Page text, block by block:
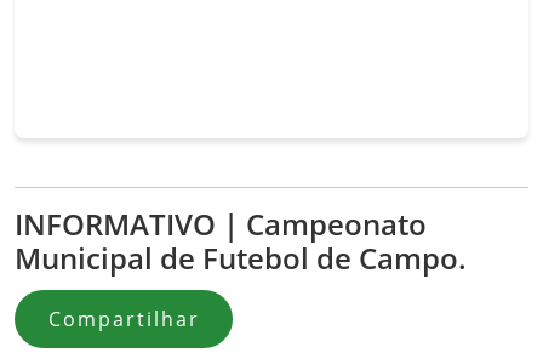
INFORMATIVO | Campeonato
Municipal de Futebol de Campo.
Compartilhar